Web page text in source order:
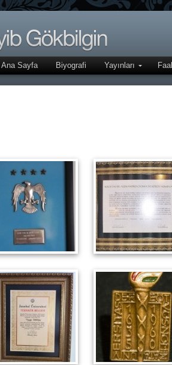
Ana Sayfa Biyografi Yayınları